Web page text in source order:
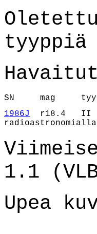
tyyppiä
SN     mag
1986J
r18.4   II
1.1
Upea